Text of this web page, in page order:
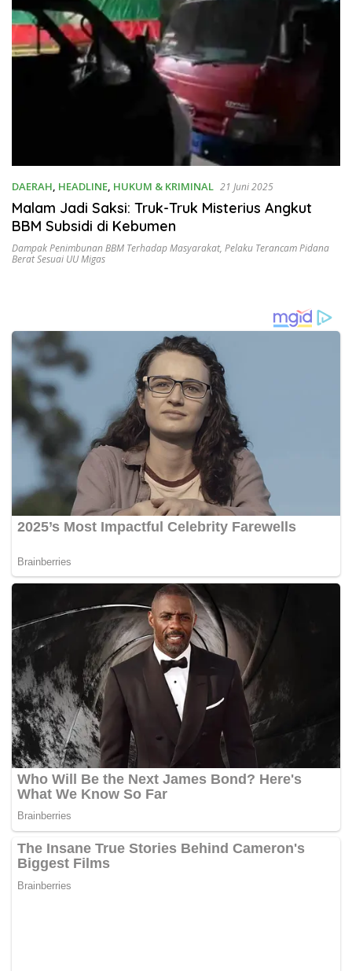
DAERAH, HEADLINE, HUKUM & KRIMINAL 21 Juni 2025
Malam Jadi Saksi: Truk-Truk Misterius Angkut
BBM Subsidi di Kebumen
Dampak Penimbunan BBM Terhadap Masyarakat, Pelaku Terancam Pidana
Berat Sesuai UU Migas